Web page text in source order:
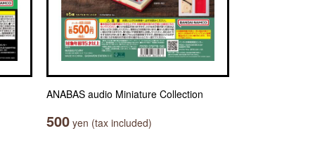
ANABAS audio Miniature Collection
500 yen (tax included)